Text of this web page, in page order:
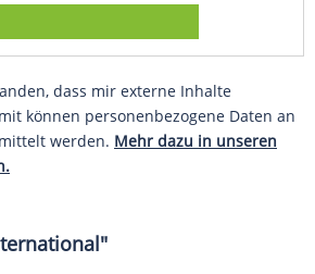
dass mir externe Inhalte
können personenbezogene Daten an
werden. Mehr dazu in unseren